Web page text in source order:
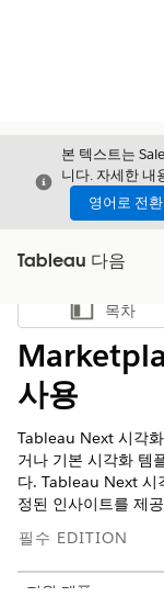
닫기
본 텍스트는
니다. 자세한 내
영어로 전환
Tableau 다음
목차 표시
목차
사용
Tableau Next 시각
거나 기본 시각화 템
다. Tableau Next 시
정된 인사이트를 제
필수 EDITION
지원 제품: